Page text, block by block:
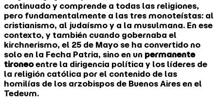
continuado y comprende a todas las religiones,
pero fundamentalmente a las tres monoteístas: al
cristianismo, al judaísmo y a la musulmana. En ese
contexto, y también cuando gobernaba el
kirchnerismo, el 25 de Mayo se ha convertido no
solo en la Fecha Patria, sino en un permanente
tironeoentre la dirigencia política y los líderes de
la religión católica por el contenido de las
homilías de los arzobispos de Buenos Aires en el
Tedeum.